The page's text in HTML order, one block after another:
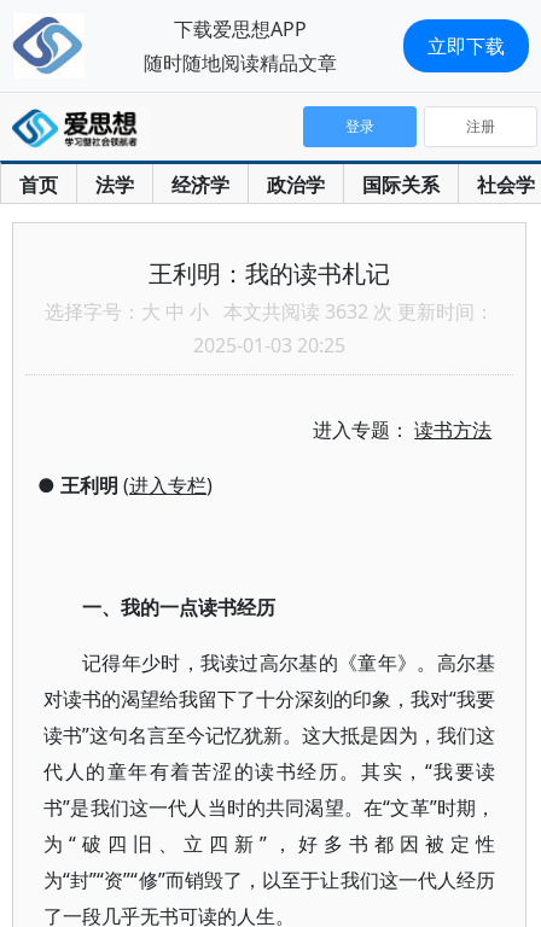
首页 法学 经济学 政治学 国际关系 社会学
登录 注册
王利明：我的读书札记
选择字号： 大 中 小 本文共阅读 3632 次 更新时间：
2025-01-03 20:25
进入专题：读书方法
● 王利明 (进入专栏)
一、我的一点读书经历
记得年少时，我读过高尔基的《童年》。高尔基
对读书的渴望给我留下了十分深刻的印象，我对“我要
读书”这句名言至今记忆犹新。这大抵是因为，我们这
代人的童年有着苦涩的读书经历。其实，“我要读
书”是我们这一代人当时的共同渴望。在“文革”时期，
为“破四旧、立四新”，好多书都因被定性
为“封”“资”“修”而销毁了，以至于让我们这一代人经历
了一段几乎无书可读的人生。
下载爱思想APP
随时随地阅读精品文章
立即下载